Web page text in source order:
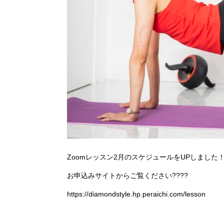
Zoomレッスン2月のスケジュールをUPしました
お申込みサイトからご覧ください????
https://diamondstyle.hp.peraichi.com/lesson